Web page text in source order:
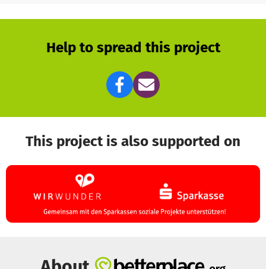
Help to spread this project
This project is also supported on